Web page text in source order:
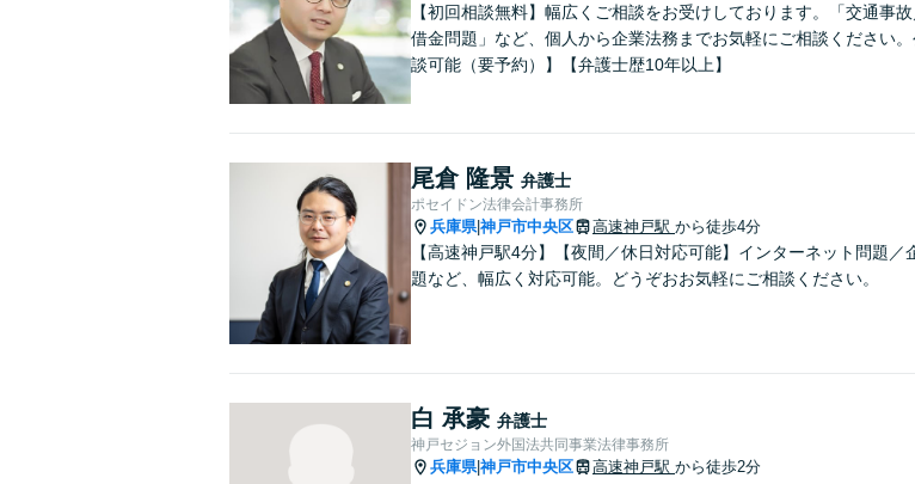
【初回相談無料】幅広くご相談をお受けしております。「交通事
借金問題」など、個人から企業法務までお気軽にご相談ください
談可能（要予約）】【弁護士歴10年以上】
尾倉 隆景 弁護士
ポセイドン法律会計事務所
兵庫県|神戸市中央区 高速神戸駅 から徒歩4分
【高速神戸駅4分】【夜間／休日対応可能】インターネット問題
題など、幅広く対応可能。どうぞおお気軽にご相談ください。
白 承豪 弁護士
神戸セジョン外国法共同事業法律事務所
兵庫県|神戸市中央区 高速神戸駅 から徒歩2分